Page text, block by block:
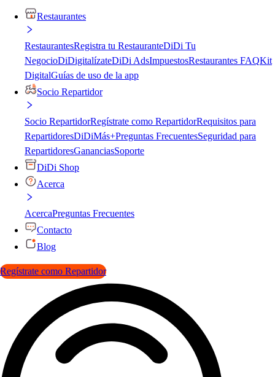
Restaurantes
RestaurantesRegistra tu RestauranteDiDi Tu
NegocioDiDigitalízateDiDi AdsImpuestosRestaurantes FAQKit
DigitalGuías de uso de la app
Socio Repartidor
Socio RepartidorRegístrate como RepartidorRequisitos para
RepartidoresDiDiMás+Preguntas FrecuentesSeguridad para
RepartidoresGananciasSoporte
DiDi Shop
Acerca
AcercaPreguntas Frecuentes
Contacto
Blog
Regístrate como Repartidor